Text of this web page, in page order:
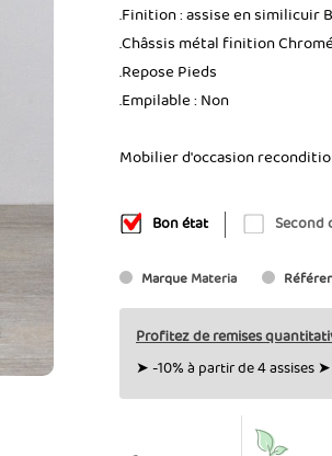
.Finition : assise en similicuir
.Châssis métal finition Chromé
.Repose Pieds
.Empilable : Non
Mobilier d'occasion
Bon état Second
Marque Materia
Profitez de remises
➤ -10% à partir de 4 assises